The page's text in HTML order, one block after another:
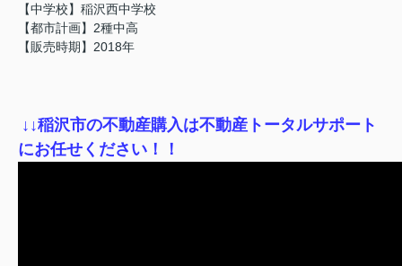
【中学校】稲沢西中学校
【都市計画】2種中高
【販売時期】2018年
↓ ↓稲沢市の不動産購入は不動産トータルサポート
にお任せください！！